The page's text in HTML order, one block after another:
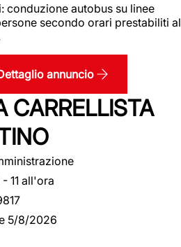
conduzione autobus su linee
secondo orari prestabiliti al
annuncio
CARRELLISTA
- 11 all'ora
5/8/2026